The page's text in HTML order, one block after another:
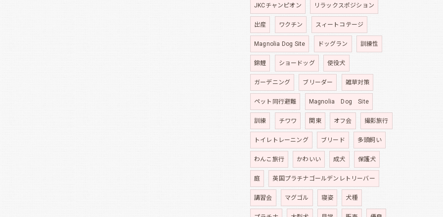
JKCチャンピオン リラックスポジション
出産 ワクチン スィートコテージ
Magnolia Dog Site ドッグラン 訓練性
錦鯉 ショードッグ 使役犬
ガーデニング ブリーダー 雑草対策
ペット同行避難 Magnolia Dog Site
訓練 チワワ 関東 オフ会 撮影旅行
トイレトレーニング ブリード 多頭飼い
わんこ旅行 かわいい 成犬 保護犬
庭 英国プラチナゴールデンレトリーバー
講習会 マグゴル 寝姿 犬種